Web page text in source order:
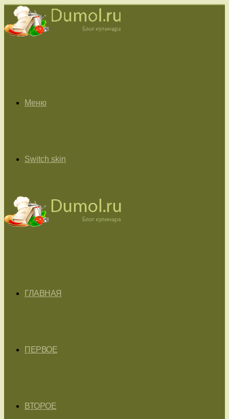
Меню
Switch skin
ГЛАВНАЯ
ПЕРВОЕ
ВТОРОЕ